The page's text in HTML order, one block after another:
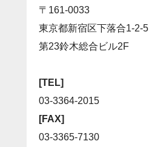
〒161-0033
東京都新宿区下落合1-2-5
第23鈴木総合ビル2F
[TEL]
03-3364-2015
[FAX]
03-3365-7130